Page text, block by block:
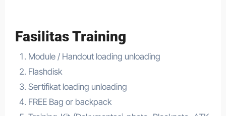
Fasilitas Training
Module / Handout loading unloading
Flashdisk
Sertifikat loading unloading
FREE Bag or backpack